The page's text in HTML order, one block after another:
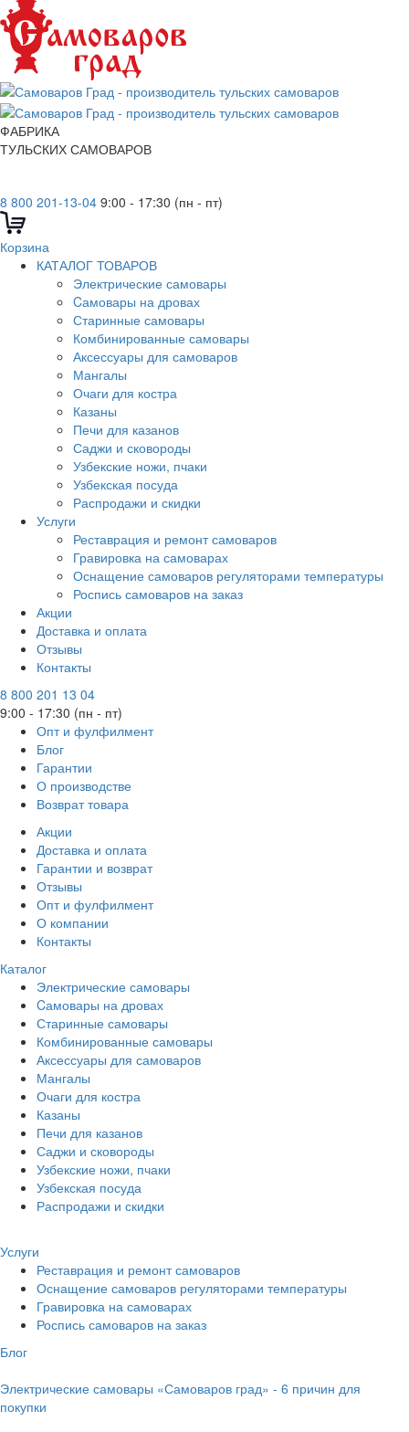
ФАБРИКА
ТУЛЬСКИХ САМОВАРОВ
8 800 201-13-04 9:00 - 17:30 (пн - пт)
Корзина
КАТАЛОГ ТОВАРОВ
Электрические самовары
Cамовары на дровах
Старинные самовары
Комбинированные самовары
Аксессуары для самоваров
Мангалы
Очаги для костра
Казаны
Печи для казанов
Саджи и сковороды
Узбекские ножи, пчаки
Узбекская посуда
Распродажи и скидки
Услуги
Реставрация и ремонт самоваров
Гравировка на самоварах
Оснащение самоваров регуляторами температуры
Роспись самоваров на заказ
Акции
Доставка и оплата
Отзывы
Контакты
8 800 201 13 04
9:00 - 17:30 (пн - пт)
Опт и фулфилмент
Блог
Гарантии
О производстве
Возврат товара
Акции
Доставка и оплата
Гарантии и возврат
Отзывы
Опт и фулфилмент
О компании
Контакты
Каталог
Электрические самовары
Cамовары на дровах
Старинные самовары
Комбинированные самовары
Аксессуары для самоваров
Мангалы
Очаги для костра
Казаны
Печи для казанов
Саджи и сковороды
Узбекские ножи, пчаки
Узбекская посуда
Распродажи и скидки
Услуги
Реставрация и ремонт самоваров
Оснащение самоваров регуляторами температуры
Гравировка на самоварах
Роспись самоваров на заказ
Блог
Электрические самовары «Самоваров град» - 6 причин для
покупки